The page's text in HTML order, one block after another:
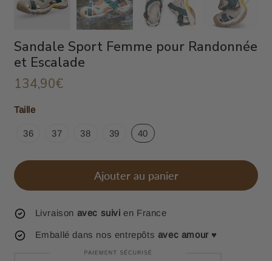
Sandale Sport Femme pour Randonnée
et Escalade
134,90€
price
Taille
36 37 38 39 40
Ajouter au panier
Livraison avec suivi en France
Emballé dans nos entrepôts avec amour ♥